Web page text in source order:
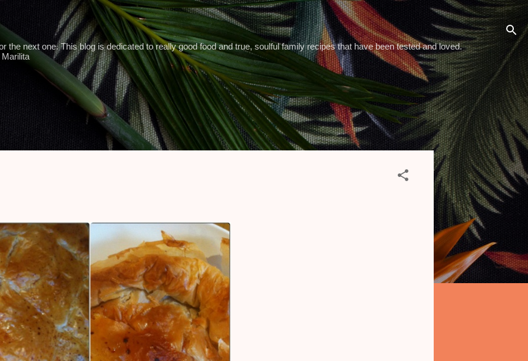
Skip to main content
the next one. This blog is dedicated to really good food and true, soulful family recipes that have been tested and loved.